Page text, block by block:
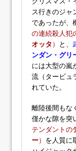
ス行きのジャ
であったが、
の連続殺人犯
オッタ ） と、
ンダン・グリ
には大型の嵐
流（タービュ
れていた。
離陸後間もな
僅かな隙を突
テンダントの
ー） を人質に